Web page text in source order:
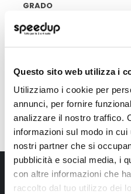
Questo sito web utilizza i
Utilizziamo i cookie per
annunci, per fornire
analizzare il nostro traffico.
informazioni sul modo in
nostri partner che si
pubblicità e social media, i
con altre informazioni che
raccolto dal tuo utilizzo dei
GRADO
59,40 €
Iscriviti alla